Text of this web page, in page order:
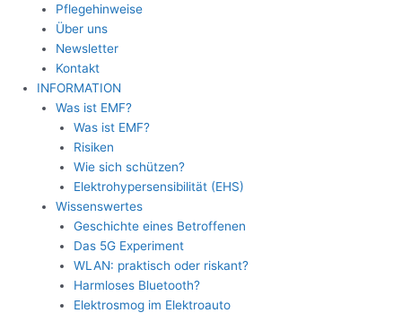
Pflegehinweise
Über uns
Newsletter
Kontakt
INFORMATION
Was ist EMF?
Was ist EMF?
Risiken
Wie sich schützen?
Elektrohypersensibilität (EHS)
Wissenswertes
Geschichte eines Betroffenen
Das 5G Experiment
WLAN: praktisch oder riskant?
Harmloses Bluetooth?
Elektrosmog im Elektroauto